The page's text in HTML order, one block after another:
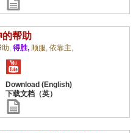
的帮助
助, 得胜, 顺服, 依靠主,